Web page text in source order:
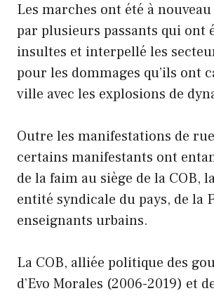
Les marches ont été à
par plusieurs passants qui ont
insultes et interpellé les
pour les dommages qu’ils ont
ville avec les explosions de
Outre les manifestations de
certains manifestants ont
de la faim au siège de la COB,
entité syndicale du pays, de la
enseignants urbains.
La COB, alliée politique des
d’Evo Morales (2006-2019) et